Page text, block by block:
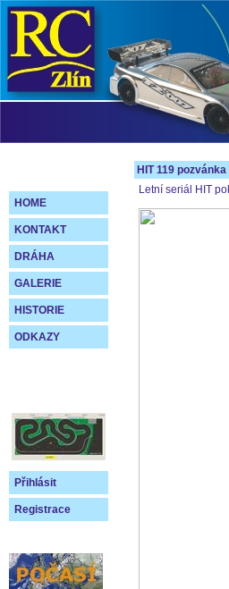
HOME
KONTAKT
DRÁHA
GALERIE
HISTORIE
ODKAZY
Přihlásit
Registrace
HIT 119 pozvánka
Letní seriál HIT